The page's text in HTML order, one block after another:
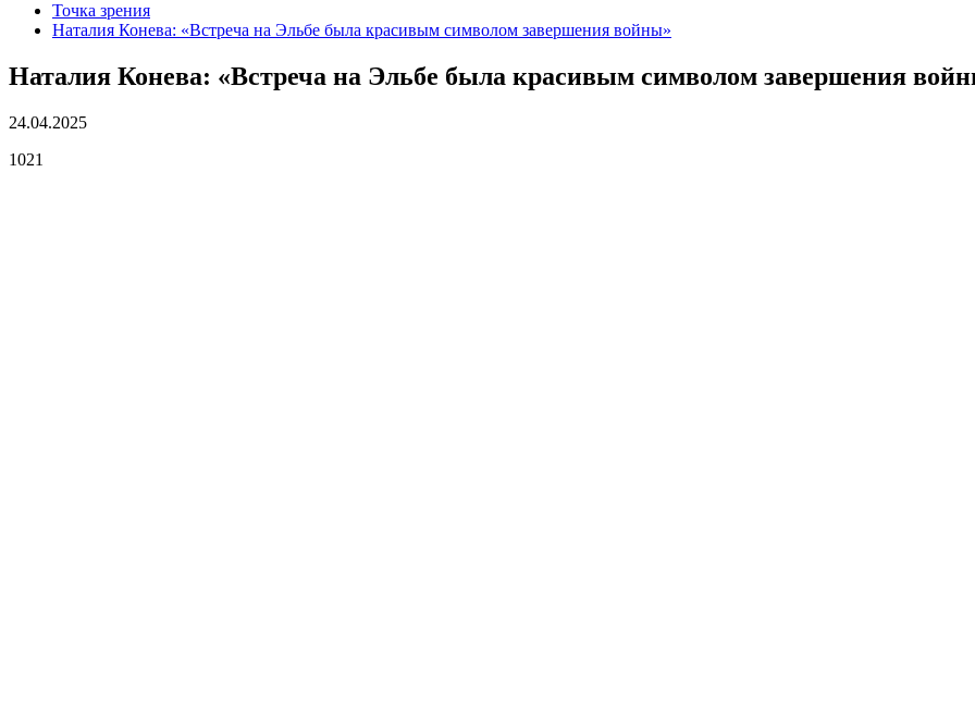
Точка зрения
Наталия Конева: «Встреча на Эльбе была красивым символом завершения войны»
Наталия Конева: «Встреча на Эльбе была красивым символом завершения
24.04.2025
1021